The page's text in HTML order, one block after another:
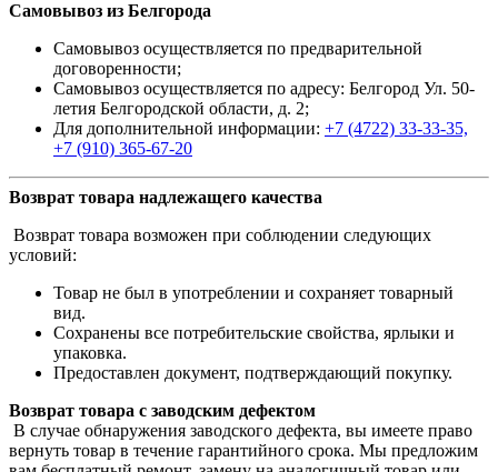
Самовывоз из Белгорода
Самовывоз осуществляется по предварительной
договоренности;
Самовывоз осуществляется по адресу: Белгород Ул. 50-
летия Белгородской области, д. 2;
Для дополнительной информации: +7 (4722) 33-33-35,
+7 (910) 365-67-20
Возврат товара надлежащего качества
Возврат товара возможен при соблюдении следующих
условий:
Товар не был в употреблении и сохраняет товарный
вид.
Сохранены все потребительские свойства, ярлыки и
упаковка.
Предоставлен документ, подтверждающий покупку.
Возврат товара с заводским дефектом
В случае обнаружения заводского дефекта, вы имеете право
вернуть товар в течение гарантийного срока. Мы предложим